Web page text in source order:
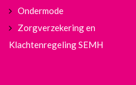
Ondermode
Zorgverzekering en
Klachtenregeling SEMH